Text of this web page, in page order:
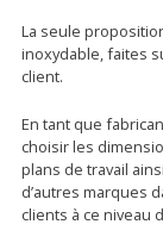
La seule
inoxydable, faites
client.
En tant que
choisir les
plans de travail
d’autres marques
clients à ce niveau